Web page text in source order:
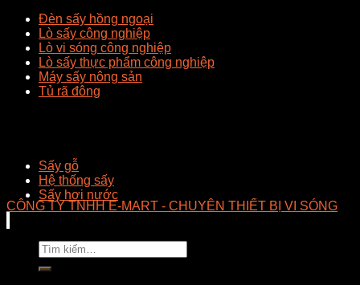
Đèn sấy hồng ngoại
Lò sấy công nghiệp
Lò vi sóng công nghiệp
Lò sấy thực phẩm công nghiệp
Máy sấy nông sản
Tủ rã đông
Sấy gỗ
Hệ thống sấy
Sấy hơi nước
CÔNG TY TNHH E-MART - CHUYÊN THIẾT BỊ VI SÓNG
Tìm
kiếm: